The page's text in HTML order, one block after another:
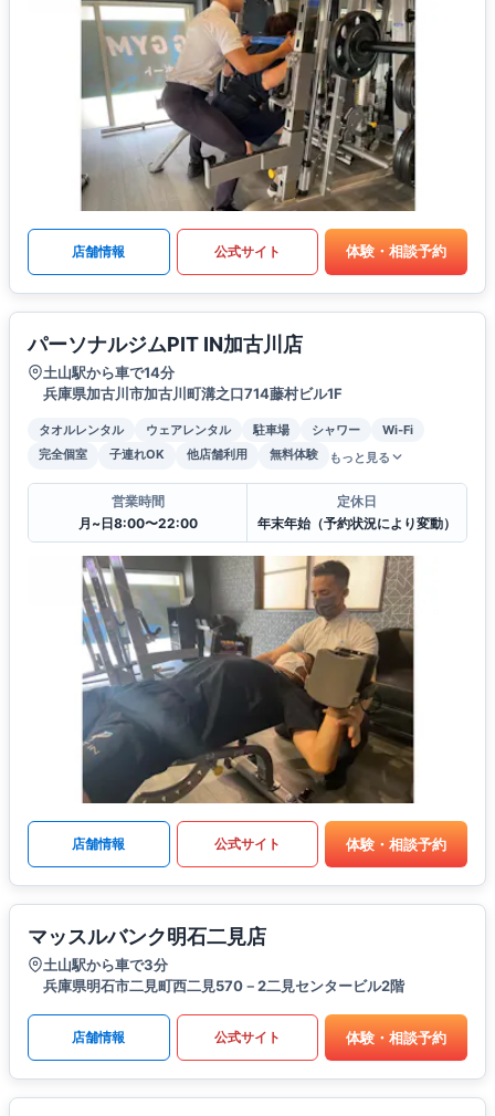
店舗情報 公式サイト 体験・相談予約
パーソナルジムPIT IN加古川店
土山駅から車で14分
兵庫県加古川市加古川町溝之口714藤村ビル1F
タオルレンタル ウェアレンタル 駐車場 シャワー
Wi-Fi
完全個室
子連れOK 他店舗利用 無料体験 もっと見る
営業時間
月~日8:00〜22:00
定休日
年末年始（予約状況により変動）
店舗情報 公式サイト 体験・相談予約
マッスルバンク明石二見店
土山駅から車で3分
兵庫県明石市二見町西二見570－2二見センタービル2階
店舗情報 公式サイト 体験・相談予約